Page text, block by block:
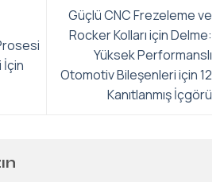
İçin
Güçlü CNC Frezeleme ve
Rocker Kolları için Delme:
Yüksek Performanslı
Otomotiv Bileşenleri için 12
Kanıtlanmış İçgörü